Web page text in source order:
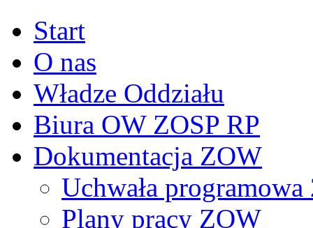
Start
O nas
Władze Oddziału
Biura OW ZOSP RP
Dokumentacja ZOW
Uchwała
Plany pracy ZOW